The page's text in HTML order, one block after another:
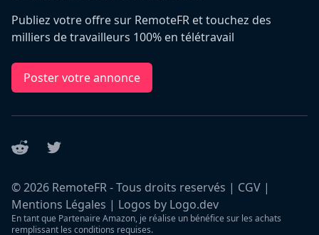
Publiez votre offre sur RemoteFR et touchez des
milliers de travailleurs 100% en télétravail
Poster votre annonce
Reddit Twitter
©2026 RemoteFR - Tous droits reservés | CGV |
Mentions Légales | Logos by Logo.dev
En tant que Partenaire Amazon, je réalise un bénéfice sur les achats
remplissant les conditions requises.